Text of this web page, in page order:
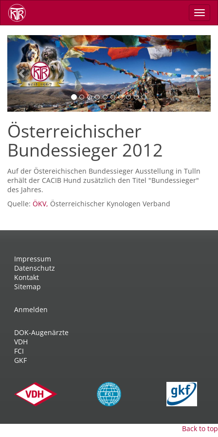
Direkt
zum
Inhalt
Previous Next
Österreichischer
Bundessieger 2012
Auf der Östereichischen Bundessieger Ausstellung in Tulln
erhält der CACIB Hund zusätzlich den Titel "Bundessieger"
des Jahres.
Quelle: ÖKV, Österreichischer Kynologen Verband
Impressum
Datenschutz
Kontakt
Sitemap
Anmelden
DOK-Augenärzte
VDH
FCI
GKF
Back to top